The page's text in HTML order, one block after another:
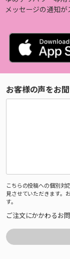
メッセージの通知が
お客様の声をお
こちらの投稿への個別対
見させていただきます。
す。
ご注文にかかわるお